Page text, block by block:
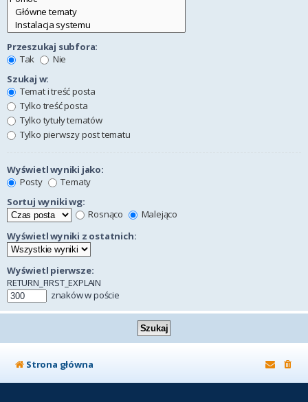
Przeszukaj subfora:
Tak
Nie
Szukaj w:
Temat i treść posta
Tylko treść posta
Tylko tytuły tematów
Tylko pierwszy post tematu
Wyświetl wyniki jako:
Posty
Tematy
Sortuj wyniki wg:
Rosnąco
Malejąco
Wyświetl wyniki z ostatnich:
Wyświetl pierwsze:
RETURN_FIRST_EXPLAIN
znaków w poście
Strona główna